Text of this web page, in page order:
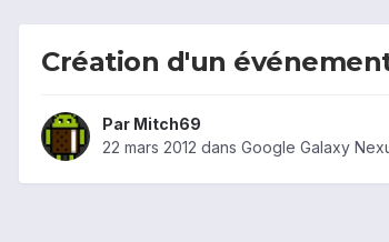
Création d'un
Par Mitch69
22 mars 2012 dans Google Galaxy